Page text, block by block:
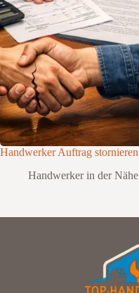
Handwerker Auftrag stornieren
Handwerker in der Nähe